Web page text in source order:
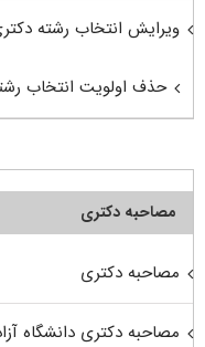
ویرایش انتخاب رشته
حذف اولویت انتخاب
مصاحبه دکتری
مصاحبه دکتری
مصاحبه دکتری دانشگاه